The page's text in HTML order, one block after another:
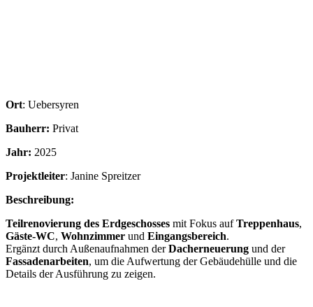
Ort: Uebersyren
Bauherr: Privat
Jahr: 2025
Projektleiter: Janine Spreitzer
Beschreibung:
Teilrenovierung des Erdgeschosses mit Fokus aufTreppenhaus,
Gäste-WC, Wohnzimmer und Eingangsbereich.
Ergänzt durch Außenaufnahmen derDacherneuerung und der
Fassadenarbeiten, um die Aufwertung der Gebäudehülle und die
Details der Ausführung zu zeigen.